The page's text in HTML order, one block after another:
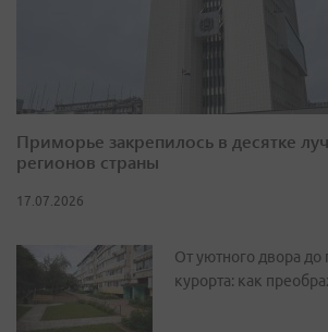
Приморье закрепилось в десятке
регионов страны
17.07.2026
От уютного двора
курорта: как